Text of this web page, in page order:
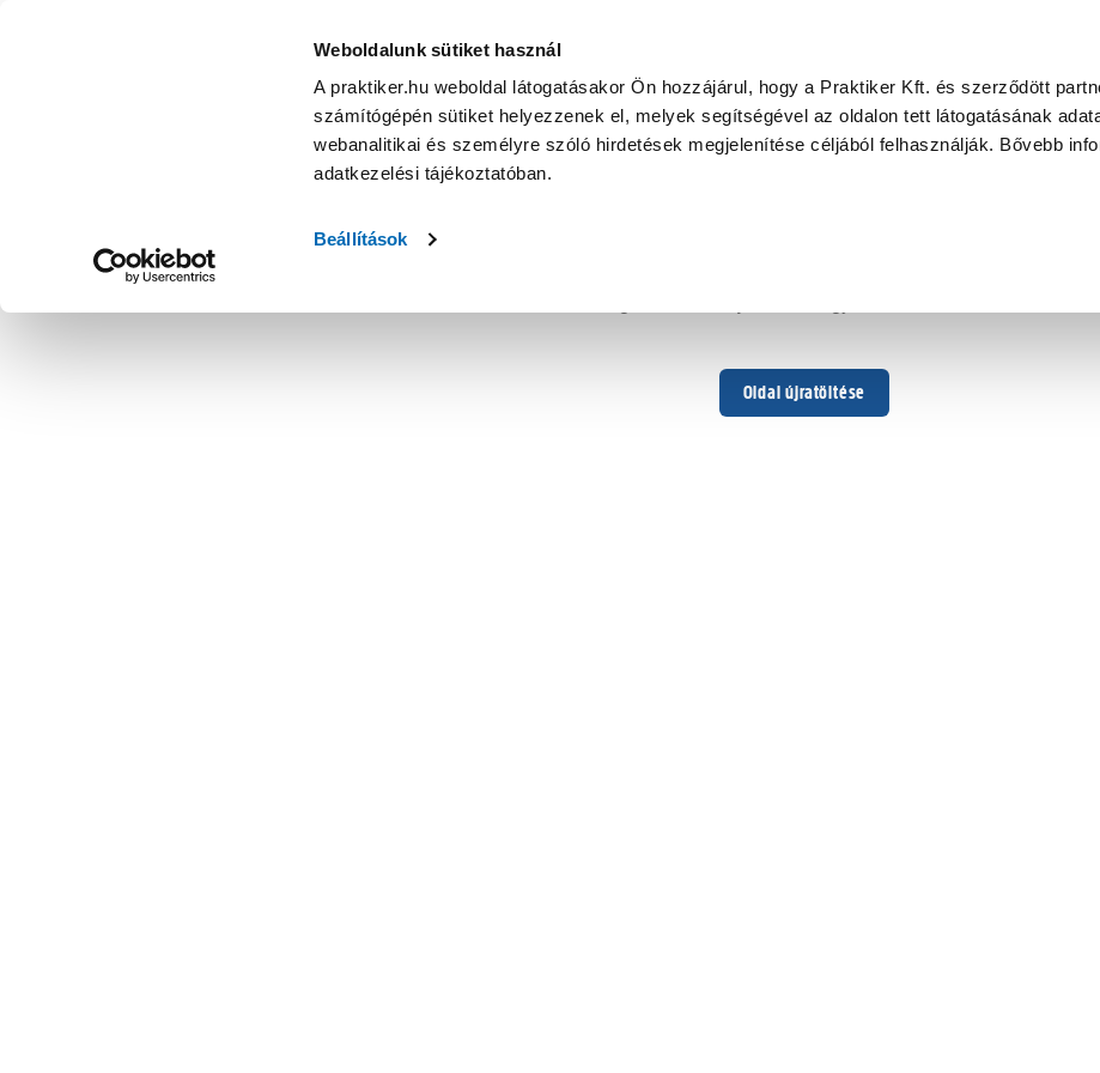
Weboldalunk sütiket használ
A praktiker.hu weboldal látogatásakor Ön hozzájárul, hogy a Praktiker Kft. és szerződött
számítógépén sütiket helyezzenek el, melyek segítségével az oldalon tett látogatásának
webanalitikai és személyre szóló hirdetések megjelenítése céljából felhasználják. Bővebb
adatkezelési tájékoztatóban.
Beállítások
Oldal újratöltése